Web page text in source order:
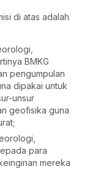
di atas adalah
BMKG
pengumpulan
dipakai untuk
unsur
geofisika guna
para
mereka